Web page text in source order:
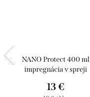
NANO Protect 400 ml
impregnácia v spreji
13 €